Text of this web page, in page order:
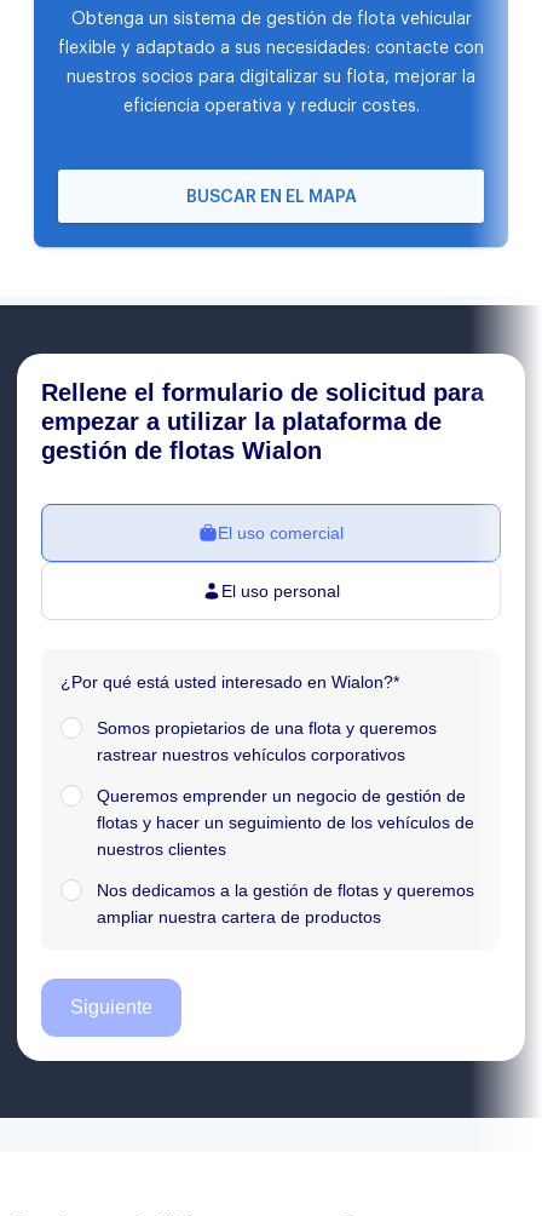
Obtenga un sistema de gestión de flota vehicular
flexible y adaptado a sus necesidades: contacte con
nuestros socios para digitalizar su flota, mejorar la
eficiencia operativa y reducir costes.
BUSCAR EN EL MAPA